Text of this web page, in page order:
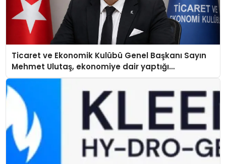
Ticaret ve Ekonomik Kulübü Genel Başkanı Sayın
Mehmet Ulutaş, ekonomiye dair yaptığı
açıklamada şunları kaydetti: